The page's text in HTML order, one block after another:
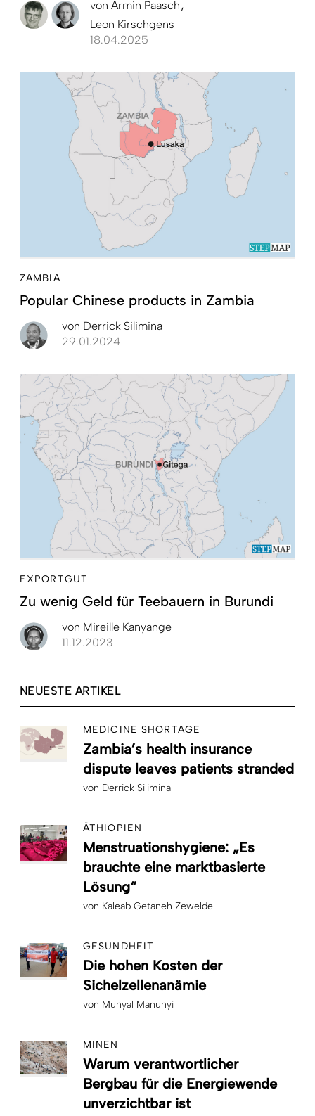
von Armin Paasch
Leon Kirschgens
18.04.2025
ZAMBIA
Popular Chinese products in Zambia
von Derrick Silimina
29.01.2024
EXPORTGUT
Zu wenig Geld für Teebauern in Burundi
von Mireille Kanyange
11.12.2023
NEUESTE ARTIKEL
MEDICINE SHORTAGE
Zambia’s health insurance
dispute leaves patients stranded
von Derrick Silimina
ÄTHIOPIEN
Menstruationshygiene: „Es
brauchte eine marktbasierte
Lösung“
von Kaleab Getaneh Zewelde
GESUNDHEIT
Die hohen Kosten der
Sichelzellenanämie
von Munyal Manunyi
MINEN
Warum verantwortlicher
Bergbau für die Energiewende
unverzichtbar ist